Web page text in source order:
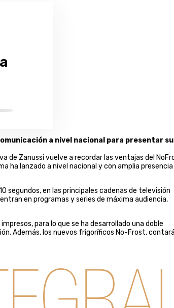
a nivel nacional para presentar su
de Zanussi vuelve a recordar las ventajas del
ha lanzado a nivel nacional y con amplia presencia
segundos, en las principales cadenas de televisión
en programas y series de máxima audiencia,
para lo que se ha desarrollado una doble
Además, los nuevos frigoríficos No-Frost,